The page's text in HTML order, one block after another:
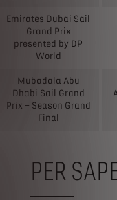
Emirates Dubai Sail
Grand Prix
presented by DP
World
Mubadala Abu
Dhabi Sail Grand
Prix – Season Grand
Final
PER